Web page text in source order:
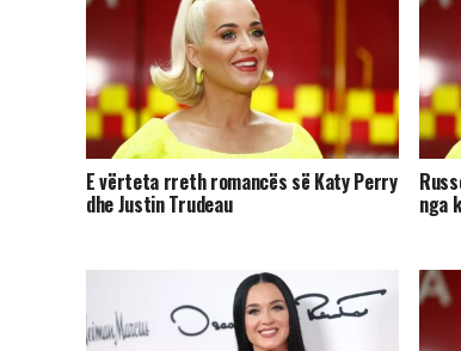
E vërteta rreth romancës së Katy Perry
dhe Justin Trudeau nga